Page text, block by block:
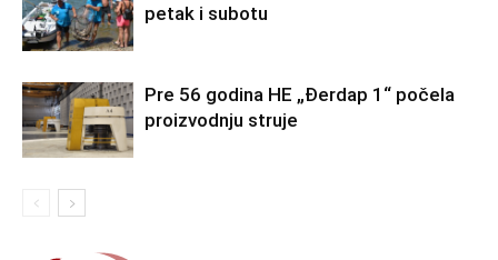
petak i subotu
Pre 56 godina HE „Đerdap 1“ počela
proizvodnju struje